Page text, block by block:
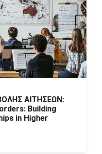
ΑΙΤΗΣΕΩΝ:
Building
in Higher